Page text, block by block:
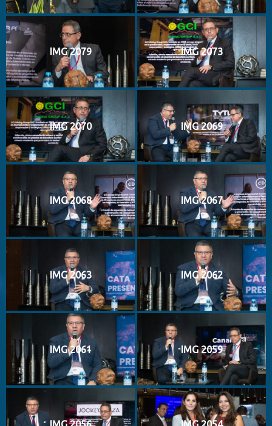
IMG 2079 IMG 2073
IMG 2070 IMG 2069
IMG 2068 IMG 2067
IMG 2063 IMG 2062
IMG 2061 IMG 2059